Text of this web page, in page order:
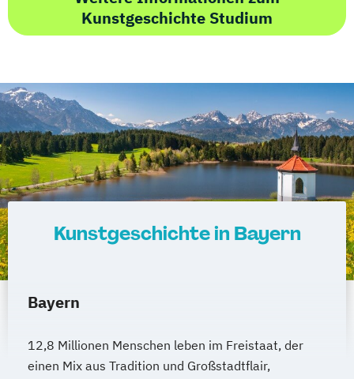
Kunstgeschichte Studium
Kunstgeschichte in Bayern
Bayern
12,8 Millionen Menschen leben im Freistaat, der
einen Mix aus Tradition und Großstadtflair,